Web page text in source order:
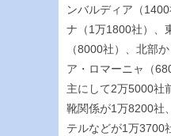
ンバルディア（
ナ（1万1800社）、
（8000社）、北部
ア・ロマーニャ（
主にして2万5000社
靴関係が1万8200社
テルなどが1万3700